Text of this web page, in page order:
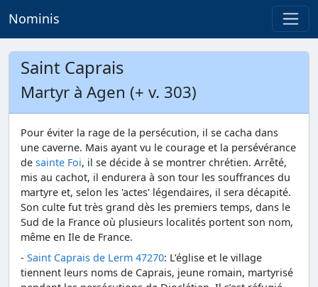
Nominis
Saint Caprais
Martyr à Agen (+ v. 303)
Pour éviter la rage de la persécution, il se cacha dans
une caverne. Mais ayant vu le courage et la persévérance
de sainte Foi, il se décide à se montrer chrétien. Arrêté,
mis au cachot, il endurera à son tour les souffrances du
martyre et, selon les 'actes' légendaires, il sera décapité.
Son culte fut très grand dès les premiers temps, dans le
Sud de la France où plusieurs localités portent son nom,
même en Ile de France.
- Saint Caprais de Lerm 47270: L’église et le village
tiennent leurs noms de Caprais, jeune romain, martyrisé